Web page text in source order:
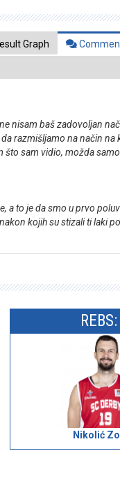
Graph
nisam baš zadovoljan
razmišljamo na način
sam vidio, možda
to je da smo u prvo
kojih su stizali ti laki
Nikolić